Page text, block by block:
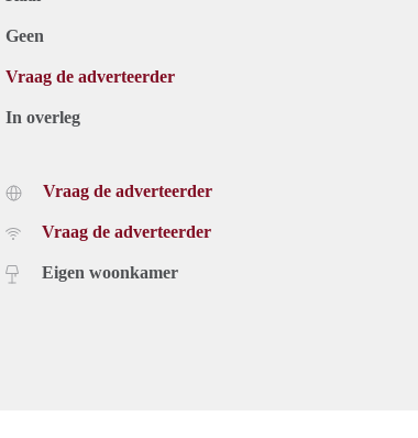
Geen
Vraag de adverteerder
In overleg
Vraag de adverteerder
Vraag de adverteerder
Eigen woonkamer